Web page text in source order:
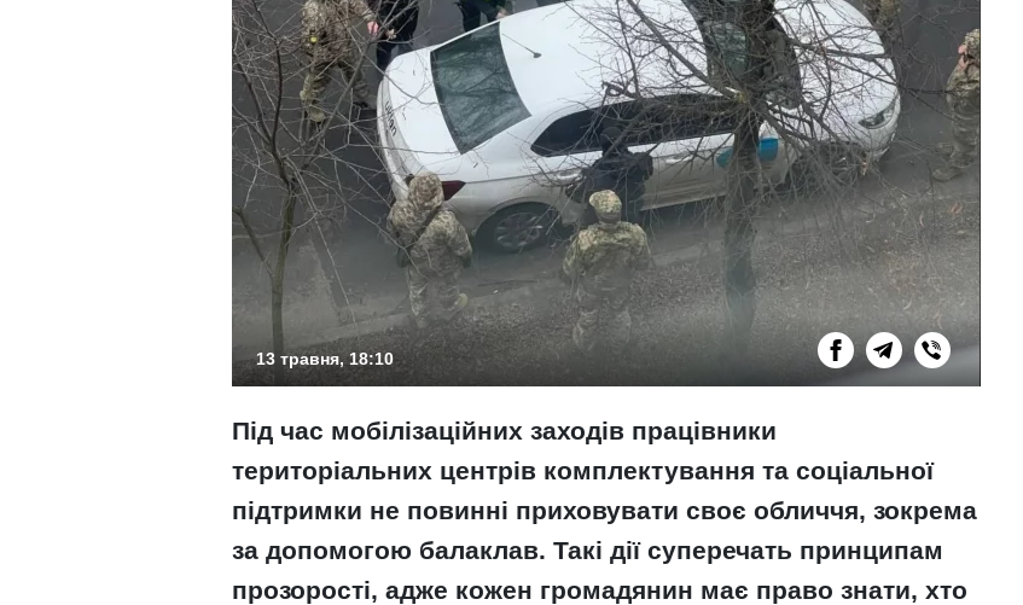
13 травня, 18:10
Під час мобілізаційних заходів працівники
територіальних центрів комплектування та соціальної
підтримки не повинні приховувати своє обличчя, зокрема
за допомогою балаклав. Такі дії суперечать принципам
прозорості, адже кожен громадянин має право знати, хто